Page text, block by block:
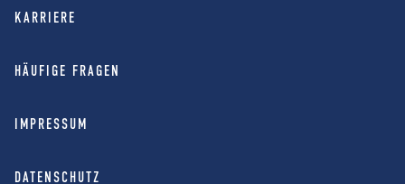
KARRIERE
HÄUFIGE FRAGEN
IMPRESSUM
DATENSCHUTZ